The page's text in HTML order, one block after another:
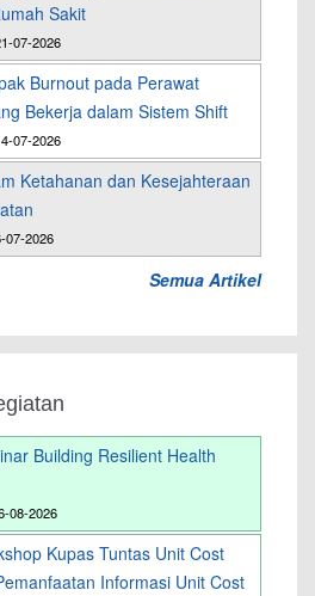
Sakit
07-2026
Burnout pada Perawat
Bekerja dalam Sistem Shift
07-2026
Ketahanan dan Kesejahteraan
07-2026
Semua Artikel
Building Resilient Health
08-2026
Kupas Tuntas Unit Cost
Informasi Unit Cost